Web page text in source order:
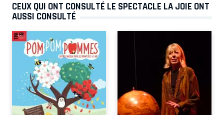
CEUX QUI ONT CONSULTÉ LE SPECTACLE LA JOIE ONT
AUSSI CONSULTÉ